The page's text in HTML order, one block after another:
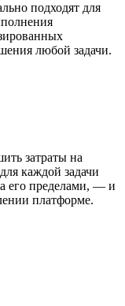
подходят для
любой задачи.
затраты на
каждой задачи
его пределами, — и
платформе.